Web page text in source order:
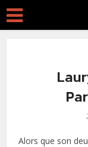
Alors que son